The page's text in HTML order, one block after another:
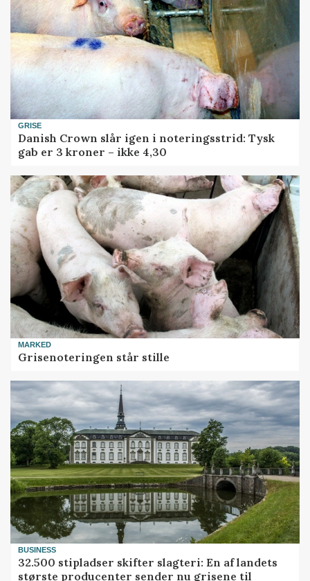
GRISE
Danish Crown slår igen i noteringsstrid: Tysk
gab er 3 kroner – ikke 4,30
MARKED
Grisenoteringen står stille
BUSINESS
32.500 stipladser skifter slagteri: En af landets
største producenter sender nu grisene til